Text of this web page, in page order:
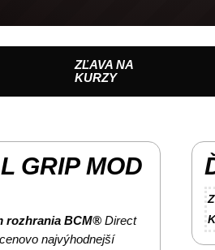
ZĽAVA NA
KURZY
GRIP MOD
rozhrania BCM®Direct
najvýhodnejší